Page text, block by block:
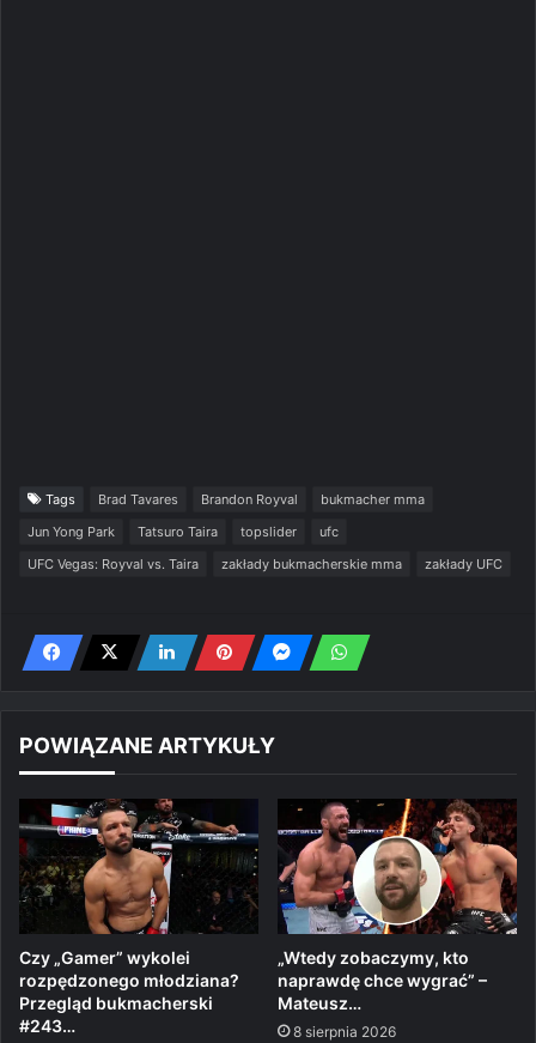
Tags Brad Tavares Brandon Royval
bukmacher mma
Jun Yong Park
Tatsuro Taira topslider
ufc
UFC Vegas: Royval vs. Taira
zakłady bukmacherskie mma zakłady UFC
POWIĄZANE ARTYKUŁY
Czy „Gamer” wykolei
rozpędzonego młodziana?
Przegląd bukmacherski
#243…
„Wtedy zobaczymy, kto
naprawdę chce wygrać” –
Mateusz…
8 sierpnia 2026